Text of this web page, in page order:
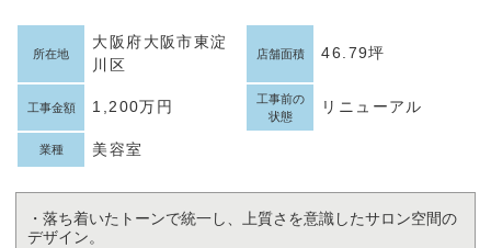
所在地
大阪府大阪市東淀
川区
店舗面積 46.79坪
工事金額 1,200万円
工事前の
状態
リニューアル
業種 美容室
・落ち着いたトーンで統一し、上質さを意識したサロン空間の
デザイン。